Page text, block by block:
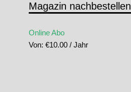
Magazin nachbestellen
Online Abo
Von: €10.00 / Jahr